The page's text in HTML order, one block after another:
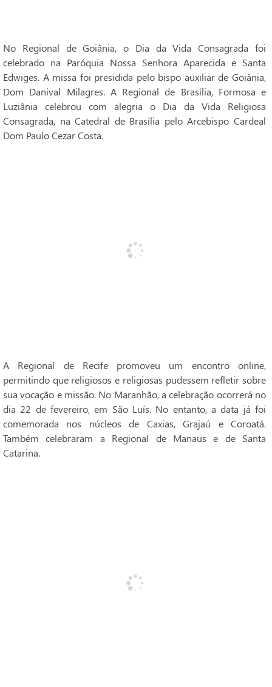
No Regional de Goiânia, o Dia da Vida Consagrada foi
celebrado na Paróquia Nossa Senhora Aparecida e Santa
Edwiges. A missa foi presidida pelo bispo auxiliar de Goiânia,
Dom Danival Milagres. A Regional de Brasília, Formosa e
Luziânia celebrou com alegria o Dia da Vida Religiosa
Consagrada, na Catedral de Brasília pelo Arcebispo Cardeal
Dom Paulo Cezar Costa.
A Regional de Recife promoveu um encontro online,
permitindo que religiosos e religiosas pudessem refletir sobre
sua vocação e missão. No Maranhão, a celebração ocorrerá no
dia 22 de fevereiro, em São Luís. No entanto, a data já foi
comemorada nos núcleos de Caxias, Grajaú e Coroatá.
Também celebraram a Regional de Manaus e de Santa
Catarina.